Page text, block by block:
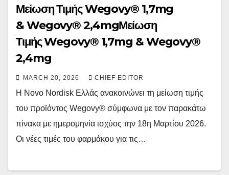
Μείωση Τιμής Wegovy® 1,7mg
& Wegovy® 2,4mgΜείωση
Τιμής Wegovy® 1,7mg & Wegovy®
2,4mg
MARCH 20, 2026 CHIEF EDITOR
H Novo Nordisk Ελλάς ανακοινώνει τη μείωση τιμής
του προϊόντος Wegovy® σύμφωνα με τον παρακάτω
πίνακα με ημερομηνία ισχύος την 18η Μαρτίου 2026.
Οι νέες τιμές του φαρμάκου για τις…